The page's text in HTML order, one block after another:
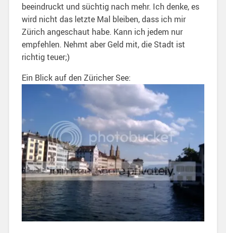
beeindruckt und süchtig nach mehr. Ich denke, es
wird nicht das letzte Mal bleiben, dass ich mir
Zürich angeschaut habe. Kann ich jedem nur
empfehlen. Nehmt aber Geld mit, die Stadt ist
richtig teuer;)
Ein Blick auf den Züricher See: